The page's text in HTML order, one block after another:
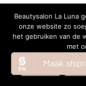
Beautysalon La Luna
onze website zo
het gebruiken van de
met
OK